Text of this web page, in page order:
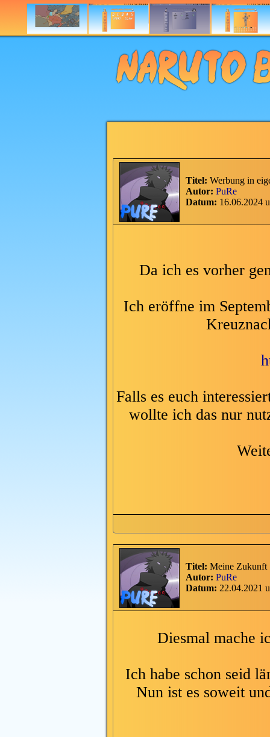
Titel: Werbung in
Autor: PuRe
Datum: 16.06.2024
Da ich es vorher
Ich eröffne im
Falls es euch
wollte ich das nur
Titel: Meine Zukunft
Autor: PuRe
Datum: 22.04.2021
Diesmal mache
Ich habe schon seid
Nun ist es soweit